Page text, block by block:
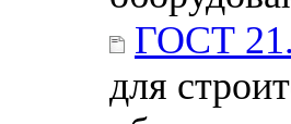
ГОСТ
для